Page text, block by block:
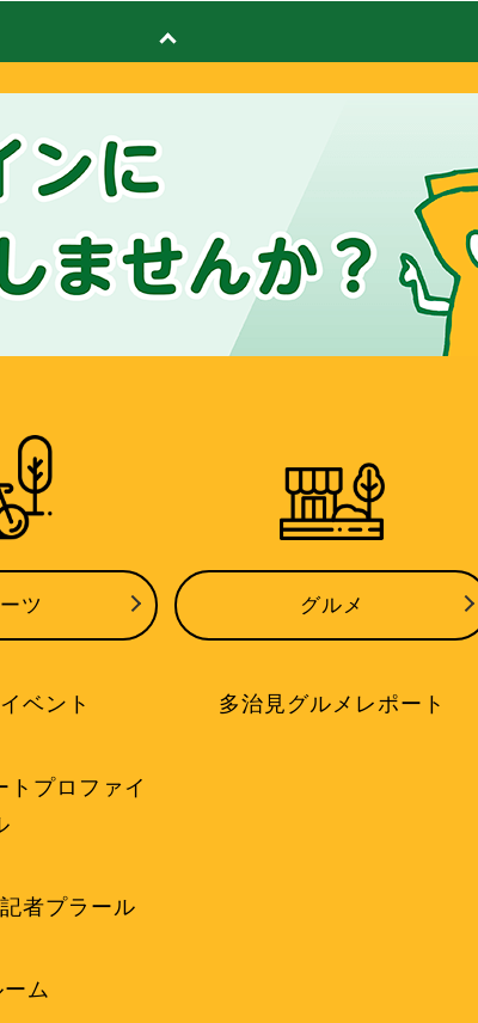
ツ
ベント
トプロファイ
者プラール
ム
グルメ
多治見グルメレポート